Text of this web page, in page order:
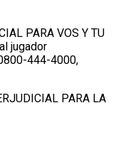
PARA VOS Y TU
jugador
444-4000,
PARA LA